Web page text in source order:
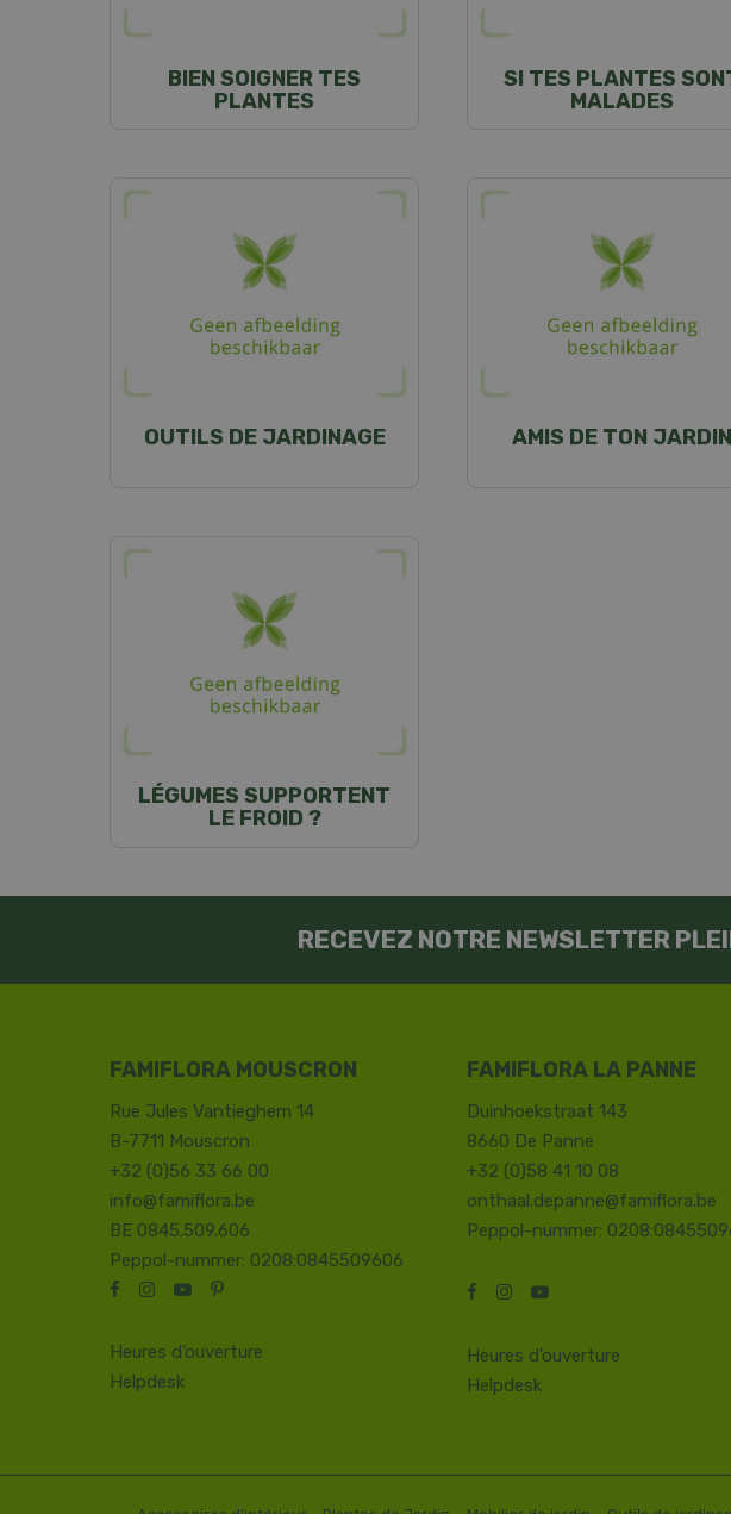
BIEN SOIGNER TES
PLANTES
SI TES PLANTES
MALADES
OUTILS DE JARDINAGE AMIS DE TON JARDIN
LÉGUMES SUPPORTENT
LE FROID ?
RECEVEZ NOTRE NEWSLETTER
FAMIFLORA MOUSCRON
Rue Jules Vantieghem 14
B-7711 Mouscron
+32 (0)56 33 66 00
info@famiflora.be
BE 0845.509.606
Peppol-nummer: 0208:0845509606
Heures d’ouverture
Helpdesk
FAMIFLORA LA PANNE
Duinhoekstraat 143
8660 De Panne
+32 (0)58 41 10 08
onthaal.depanne@famiflora.be
Peppol-nummer:
Heures d’ouverture
Helpdesk